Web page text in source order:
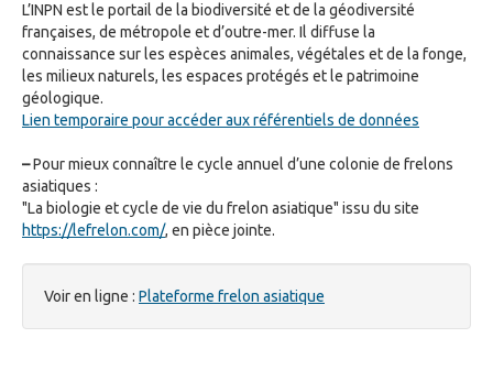
L’INPN est le portail de la biodiversité et de la géodiversité
françaises, de métropole et d’outre-mer. Il diffuse la
connaissance sur les espèces animales, végétales et de la fonge,
les milieux naturels, les espaces protégés et le patrimoine
géologique.
Lien temporaire pour accéder aux référentiels de données
–Pour mieux connaître le cycle annuel d’une colonie de frelons
asiatiques :
"La biologie et cycle de vie du frelon asiatique" issu du site
https://lefrelon.com/, en pièce jointe.
Voir en ligne : Plateforme frelon asiatique